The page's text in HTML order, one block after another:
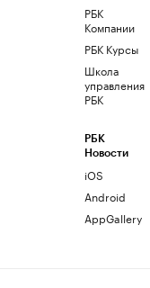
РБК
Компании
РБК Курсы
Школа
управления
РБК
РБК
Новости
iOS
Android
AppGallery